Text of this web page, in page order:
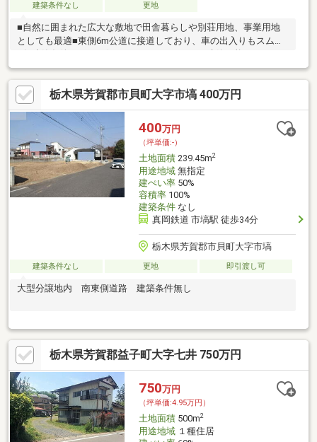
建築条件なし 更地
■自然に囲まれた広大な敷地で田舎暮らしや別荘用地、事業用地
としても最適■東側6m公道に接道しており、車の出入りもスムー
栃木県芳賀郡市貝町大字市塙 400万円
400万円
（坪単価:-）
土地面積239.45m2
用途地域無指定
建ぺい率50%
容積率100%
建築条件なし
真岡鉄道 市塙駅 徒歩34分
栃木県芳賀郡市貝町大字市塙
建築条件なし 更地 即引渡し可
大型分譲地内 南東側道路 建築条件無し
栃木県芳賀郡益子町大字七井 750万円
750万円
（坪単価:4.95万円）
土地面積500m2
用途地域１種住居